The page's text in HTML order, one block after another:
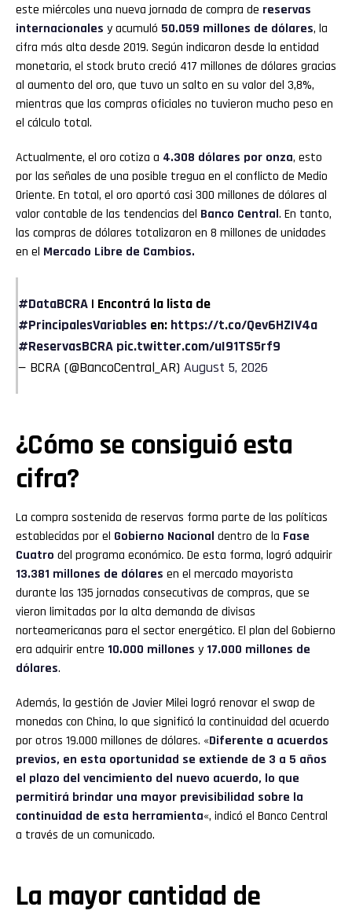
este miércoles una nueva jornada de compra de reservas
internacionales y acumuló 50.059 millones de dólares, la
cifra más alta desde 2019. Según indicaron desde la entidad
monetaria, el stock bruto creció 417 millones de dólares gracias
al aumento del oro, que tuvo un salto en su valor del 3,8%,
mientras que las compras oficiales no tuvieron mucho peso en
el cálculo total.
Actualmente, el oro cotiza a 4.308 dólares por onza, esto
por las señales de una posible tregua en el conflicto de Medio
Oriente. En total, el oro aportó casi 300 millones de dólares al
valor contable de las tendencias del Banco Central. En tanto,
las compras de dólares totalizaron en 8 millones de unidades
en el Mercado Libre de Cambios.
#DataBCRA | Encontrá la lista de
#PrincipalesVariables en: https://t.co/Qev6HZIV4a
#ReservasBCRA pic.twitter.com/uI91TS5rf9
— BCRA (@BancoCentral_AR) August 5, 2026
¿Cómo se consiguió esta
cifra?
La compra sostenida de reservas forma parte de las políticas
establecidas por el Gobierno Nacional dentro de la Fase
Cuatro del programa económico. De esta forma, logró adquirir
13.381 millones de dólares en el mercado mayorista
durante las 135 jornadas consecutivas de compras, que se
vieron limitadas por la alta demanda de divisas
norteamericanas para el sector energético. El plan del Gobierno
era adquirir entre 10.000 millones y 17.000 millones de
dólares.
Además, la gestión de Javier Milei logró renovar el swap de
monedas con China, lo que significó la continuidad del acuerdo
por otros 19.000 millones de dólares. «Diferente a acuerdos
previos, en esta oportunidad se extiende de 3 a 5 años
el plazo del vencimiento del nuevo acuerdo, lo que
permitirá brindar una mayor previsibilidad sobre la
continuidad de esta herramienta«, indicó el Banco Central
a través de un comunicado.
La mayor cantidad de